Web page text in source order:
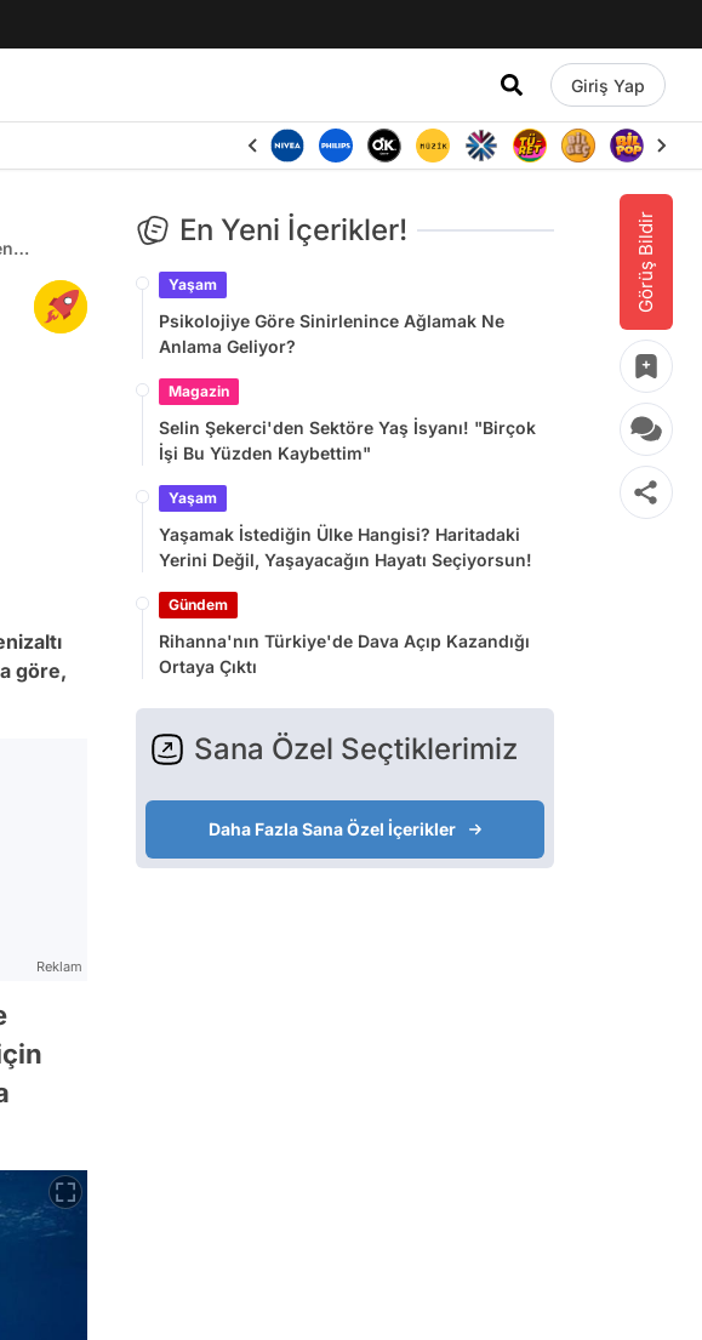
Giriş Yap
Görüş Bildir
göre,
Reklam
En Yeni İçerikler!
Yaşam
Psikolojiye Göre Sinirlenince Ağlamak Ne
Anlama Geliyor?
Magazin
Selin Şekerci'den Sektöre Yaş İsyanı! "Birçok
İşi Bu Yüzden Kaybettim"
Yaşam
Yaşamak İstediğin Ülke Hangisi? Haritadaki
Yerini Değil, Yaşayacağın Hayatı Seçiyorsun!
Gündem
Rihanna'nın Türkiye'de Dava Açıp Kazandığı
Ortaya Çıktı
Sana Özel Seçtiklerimiz
Daha Fazla Sana Özel İçerikler